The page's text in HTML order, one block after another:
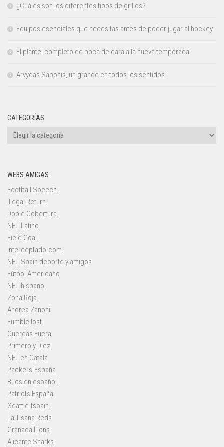
¿Cuáles son los diferentes tipos de grillos?
Equipos esenciales que necesitas antes de poder jugar al hockey
El plantel completo de boca de cara a la nueva temporada
Arvydas Sabonis, un grande en todos los sentidos
CATEGORÍAS
Categorías
WEBS AMIGAS
Football Speech
Illegal Return
Doble Cobertura
NFL-Latino
Field Goal
Interceptado.com
NFL-Spain deporte y amigos
Fútbol Americano
NFL-hispano
Zona Roja
Andrea Zanoni
Fumble lost
Cuerdas Fuera
Primero y Diez
NFL en Català
Packers-España
Bucs en español
Patriots España
Seattle fspain
La Tisana Reds
Granada Lions
Alicante Sharks